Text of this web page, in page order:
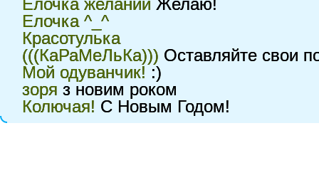
Ёлочка желаний Желаю!
Елочка ^_^
Красотулька
(((КаРаМеЛьКа))) Оставляйте свои
Мой одуванчик! :)
зоря з новим роком
Колючая! С Новым Годом!